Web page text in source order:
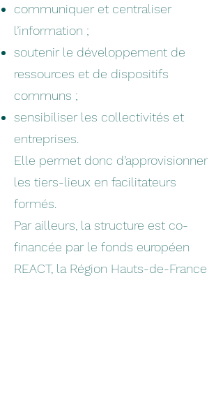
communiquer et centraliser
l’information ;
soutenir le développement de
ressources et de dispositifs
communs ;
sensibiliser les collectivités et
entreprises.
Elle permet donc d’approvisionner
les tiers-lieux en facilitateurs
formés.
Par ailleurs, la structure est co-
financée par le fonds européen
REACT, la Région Hauts-de-France